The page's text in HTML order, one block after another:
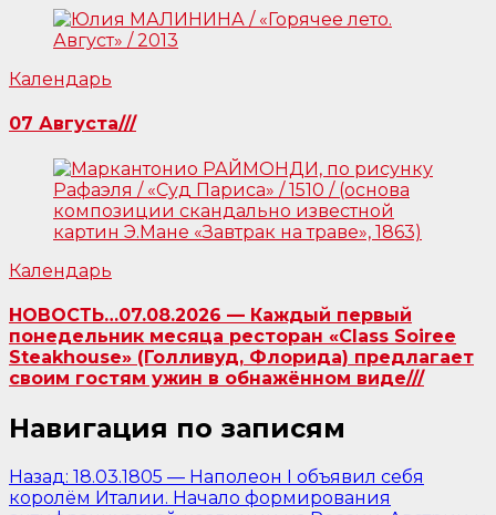
Календарь
07 Августа///
Календарь
НОВОСТЬ…07.08.2026 — Каждый первый
понедельник месяца ресторан «Class Soiree
Steakhouse» (Голливуд, Флорида) предлагает
своим гостям ужин в обнажённом виде///
Навигация по записям
Назад: 18.03.1805 — Наполеон I объявил себя
королём Италии. Начало формирования